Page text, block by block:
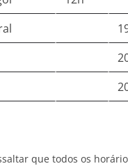
que todos os